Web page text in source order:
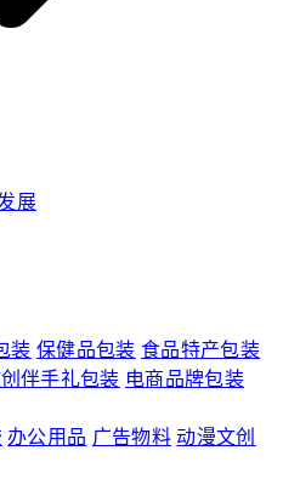
展
装 保健品包装 食品特产包装
伴手礼包装 电商品牌包装
办公用品 广告物料 动漫文创